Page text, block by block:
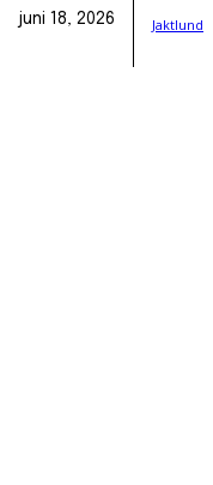
juni 18, 2026